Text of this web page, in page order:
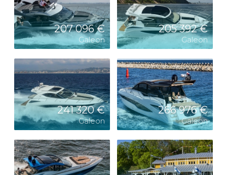
207 096 €
Galeon
205 392 €
Galeon
241 320 €
Galeon
266 976 €
Galeon